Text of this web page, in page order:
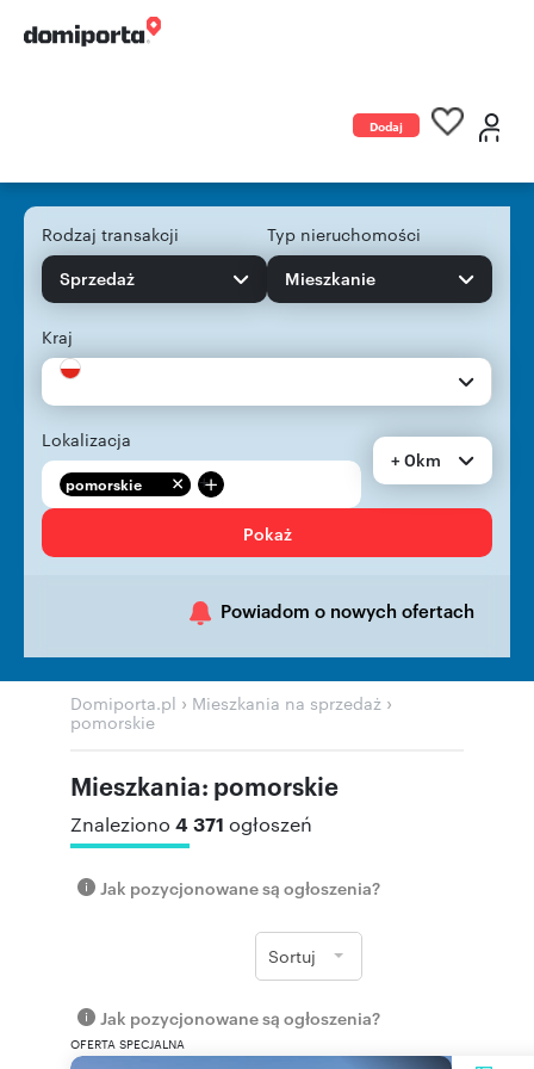
Dodaj
Rodzaj transakcji
Sprzedaż
Typ nieruchomości
Mieszkanie
Kraj
Lokalizacja
pomorskie +
+ 0km
Pokaż
Powiadom o nowych ofertach
Domiporta.pl › Mieszkania na sprzedaż ›
pomorskie
Mieszkania: pomorskie
Znaleziono 4 371 ogłoszeń
Jak pozycjonowane są ogłoszenia?
Sortuj
Jak pozycjonowane są ogłoszenia?
OFERTA SPECJALNA